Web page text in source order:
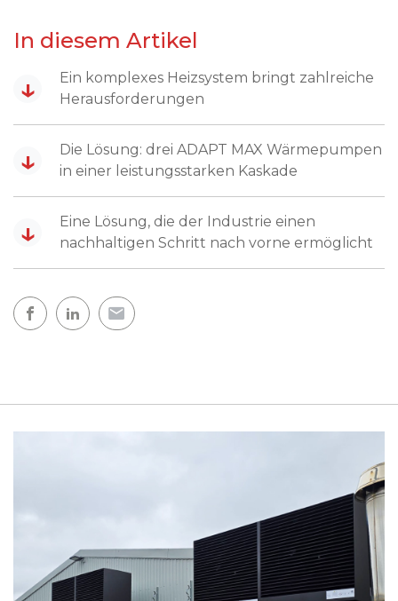
In diesem Artikel
↓
Ein komplexes Heizsystem bringt zahlreiche
Herausforderungen
↓
Die Lösung: drei ADAPT MAX Wärmepumpen
in einer leistungsstarken Kaskade
↓
Eine Lösung, die der Industrie einen
nachhaltigen Schritt nach vorne ermöglicht